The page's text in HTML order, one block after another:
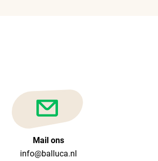
Mail ons
info@balluca.nl